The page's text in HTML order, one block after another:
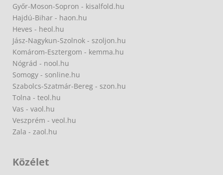
Győr-Moson-Sopron - kisalfold.hu
Hajdú-Bihar - haon.hu
Heves - heol.hu
Jász-Nagykun-Szolnok - szoljon.hu
Komárom-Esztergom - kemma.hu
Nógrád - nool.hu
Somogy - sonline.hu
Szabolcs-Szatmár-Bereg - szon.hu
Tolna - teol.hu
Vas - vaol.hu
Veszprém - veol.hu
Zala - zaol.hu
Közélet